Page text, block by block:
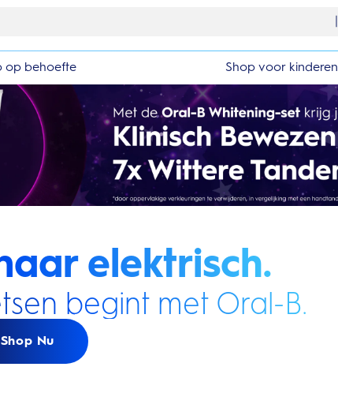
op behoefte Shop voor kinderen
elektrisch.
begint met Oral-B.
Shop Nu